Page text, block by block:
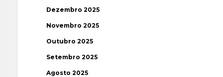
Dezembro 2025
Novembro 2025
Outubro 2025
Setembro 2025
Agosto 2025